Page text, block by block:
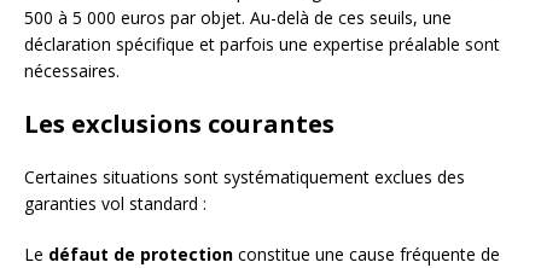
500 à 5 000 euros par objet. Au-delà de ces seuils, une
déclaration spécifique et parfois une expertise préalable sont
nécessaires.
Les exclusions courantes
Certaines situations sont systématiquement exclues des
garanties vol standard :
Le défaut de protection constitue une cause fréquente de